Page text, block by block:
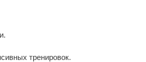
тренировок.